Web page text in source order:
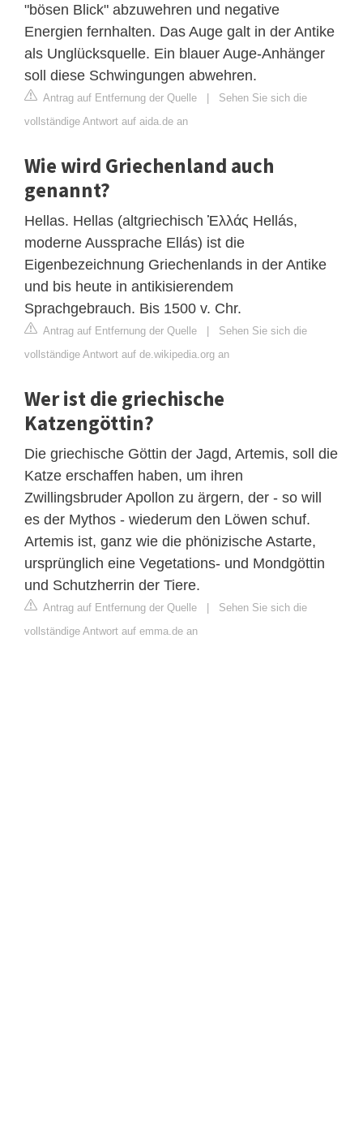
"bösen Blick" abzuwehren und negative
Energien fernhalten. Das Auge galt in der Antike
als Unglücksquelle. Ein blauer Auge-Anhänger
soll diese Schwingungen abwehren.
Antrag auf Entfernung der Quelle | Sehen Sie sich die
vollständige Antwort auf aida.de an
Wie wird Griechenland auch
genannt?
Hellas. Hellas (altgriechisch Ἑλλάς Hellás,
moderne Aussprache Ellás) ist die
Eigenbezeichnung Griechenlands in der Antike
und bis heute in antikisierendem
Sprachgebrauch. Bis 1500 v. Chr.
Antrag auf Entfernung der Quelle | Sehen Sie sich die
vollständige Antwort auf de.wikipedia.org an
Wer ist die griechische
Katzengöttin?
Die griechische Göttin der Jagd, Artemis, soll die
Katze erschaffen haben, um ihren
Zwillingsbruder Apollon zu ärgern, der - so will
es der Mythos - wiederum den Löwen schuf.
Artemis ist, ganz wie die phönizische Astarte,
ursprünglich eine Vegetations- und Mondgöttin
und Schutzherrin der Tiere.
Antrag auf Entfernung der Quelle | Sehen Sie sich die
vollständige Antwort auf emma.de an